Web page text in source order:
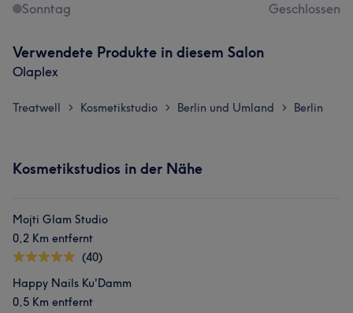
Sonntag
Geschlossen
Verwendete Produkte in diesem Salon
Olaplex
Treatwell > Kosmetikstudio > Berlin und Umland > Berlin
Kosmetikstudios in der Nähe
Mojti Glam Studio
0,2 Km entfernt
(40)
Happy Nails Ku'Damm
0,5 Km entfernt